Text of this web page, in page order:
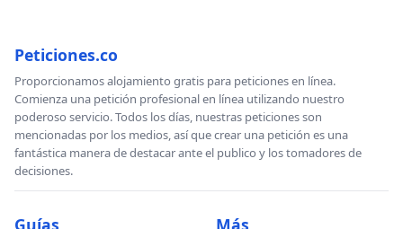
Peticiones.co
Proporcionamos alojamiento gratis para peticiones en línea.
Comienza una petición profesional en línea utilizando nuestro
poderoso servicio. Todos los días, nuestras peticiones son
mencionadas por los medios, así que crear una petición es una
fantástica manera de destacar ante el publico y los tomadores de
decisiones.
Guías Más